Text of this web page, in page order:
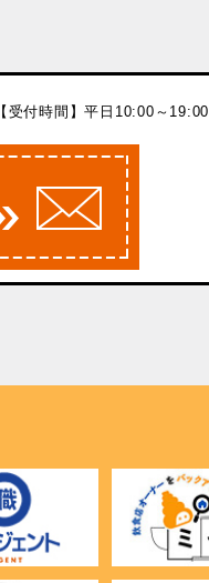
【受付時間】平日10:00～19:00